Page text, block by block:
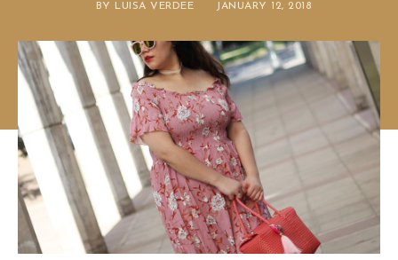
BY LUISA VERDEE JANUARY 12, 2018